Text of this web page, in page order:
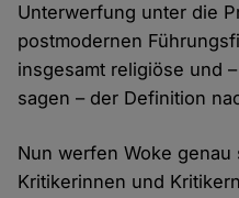
Unterwerfung unter die
postmodernen
insgesamt religiöse und
sagen – der Definition
Nun werfen Woke
Kritikerinnen und